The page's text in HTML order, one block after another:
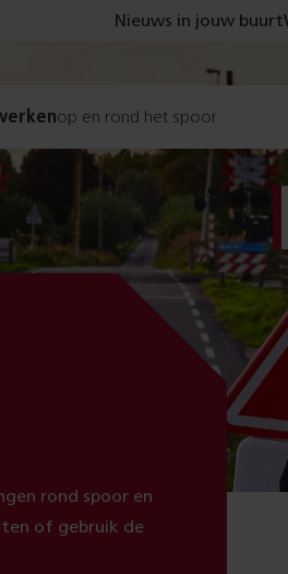
Nieuws in jouw buurt
op en rond het spoor
rond spoor en
of gebruik de